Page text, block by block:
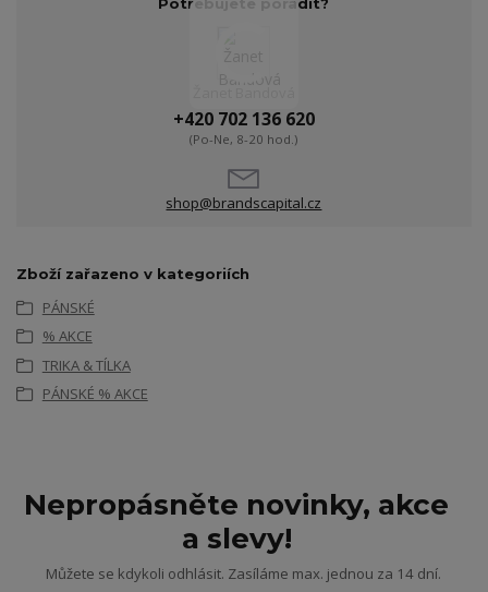
+420 702 136 620
(Po-Ne, 8-20 hod.)
shop@brandscapital.cz
Zboží zařazeno v kategoriích
PÁNSKÉ
% AKCE
TRIKA & TÍLKA
PÁNSKÉ % AKCE
Nepropásněte novinky, akce
a slevy!
Můžete se kdykoli odhlásit. Zasíláme max. jednou za 14 dní.